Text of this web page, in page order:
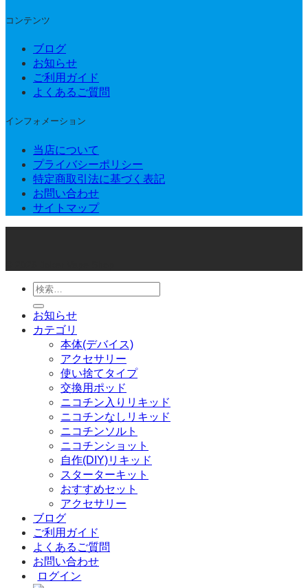
コンテンツ
ブログ
お知らせ
ご利用ガイド
よくあるご質問
インフォメーション
当店について
プライバシーポリシー
特定商取引法に基づく表記
お問い合わせ
サイトマップ
検
索
対
象:
お知らせ
カテゴリ
本体(デバイス)
アクセサリー
使い捨てタイプ
交換用ポッド
ニコチン入りリキッド
ニコチンなしリキッド
ニコチンソルト
ニコチンショット
自作(DIY)リキッド
スターターキット
おすすめセット
アクセサリー
ブログ
ご利用ガイド
よくあるご質問
お問い合わせ
ログイン